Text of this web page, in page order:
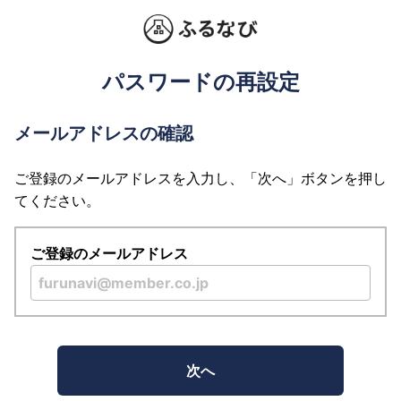
パスワードの再設定
メールアドレスの確認
ご登録のメールアドレスを入力し、「次へ」ボタンを押し
てください。
ご登録のメールアドレス